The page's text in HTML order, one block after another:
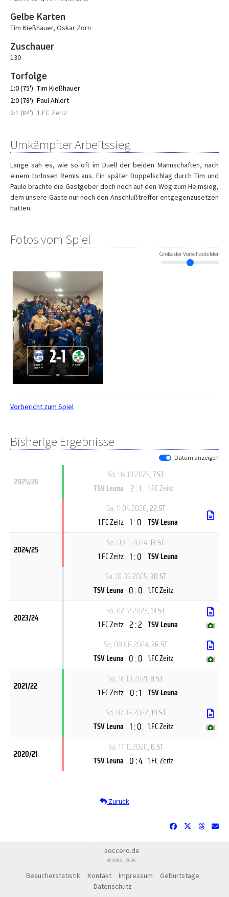
Gelbe Karten
Tim Kießhauer, Oskar Zorn
Zuschauer
130
Torfolge
1:0 (75') Tim Kießhauer
2:0 (78') Paul Ahlert
2:1 (84') 1.FC Zeitz
Umkämpfter Arbeitssieg
Lange sah es, wie so oft im Duell der beiden Mannschaften, nach
einem torlosen Remis aus. Ein später Doppelschlag durch Tim und
Paulo brachte die Gastgeber doch noch auf den Weg zum Heimsieg,
dem unsere Gäste nur noch den Anschlußtreffer entgegenzusetzen
hatten.
Fotos vom Spiel
Größe der Vorschaubilder
Vorbericht zum Spiel
Bisherige Ergebnisse
Datum anzeigen
2025/26
Sa, 04.10.2025, 7.ST
TSV Leuna 2 : 1 1.FC Zeitz
Sa, 11.04.2026, 22.ST
1.FC Zeitz 1 : 0 TSV Leuna
2024/25
Sa, 09.11.2024, 13.ST
1.FC Zeitz 1 : 0 TSV Leuna
Sa, 10.05.2025, 30.ST
TSV Leuna 0 : 0 1.FC Zeitz
2023/24
Sa, 02.12.2023, 13.ST
1.FC Zeitz 2 : 2 TSV Leuna ( )
Sa, 08.06.2024, 26.ST
TSV Leuna 0 : 0 1.FC Zeitz ( )
2021/22
Sa, 16.10.2021, 8.ST
1.FC Zeitz 0 : 1 TSV Leuna
Sa, 07.05.2022, 19.ST
TSV Leuna 1 : 0 1.FC Zeitz ( )
2020/21
Sa, 17.10.2020, 6.ST
TSV Leuna 0 : 4 1.FC Zeitz
Zurück
soccero.de
© 2006 - 2026
Besucherstatistik Kontakt Impressum
Geburtstage
Datenschutz